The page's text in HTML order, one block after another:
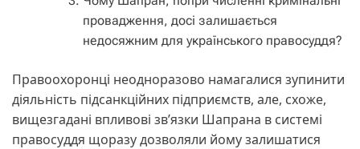
провадження, досі залишається
недосяжним для українського правосуддя?
Правоохоронці неодноразово намагалися зупинити
діяльність підсанкційних підприємств, але, схоже,
вищезгадані впливові зв’язки Шапрана в системі
правосуддя щоразу дозволяли йому залишатися